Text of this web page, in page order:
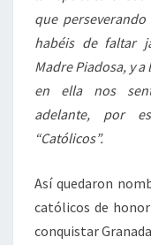
que
habéis de faltar
Madre Piadosa, y
en ella nos
adelante, por
“Católicos”.
Así quedaron
católicos de
conquistar